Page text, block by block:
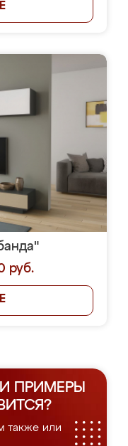
руб.
ПРИМЕРЫ
также или